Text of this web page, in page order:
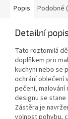
Popis Podobné
Detailní
Tato roztomilá
doplňkem pro
kuchyni nebo se
ochrání oblečení
pečení, malování
designu se
Zástěra je